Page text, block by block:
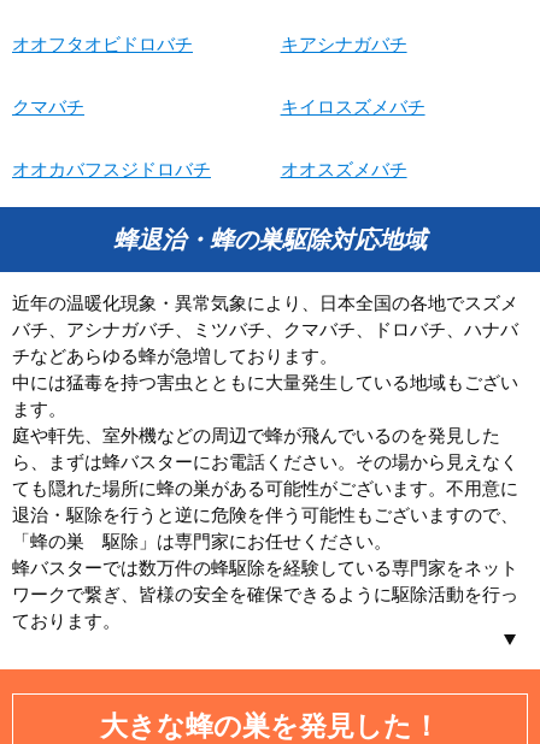
オオフタオビドロバチ キアシナガバチ
クマバチ キイロスズメバチ
オオカバフスジドロバチ オオスズメバチ
蜂退治・蜂の巣駆除対応地域
近年の温暖化現象・異常気象により、日本全国の各地でスズメ
バチ、アシナガバチ、ミツバチ、クマバチ、ドロバチ、ハナバ
チなどあらゆる蜂が急増しております。
中には猛毒を持つ害虫とともに大量発生している地域もござい
ます。
庭や軒先、室外機などの周辺で蜂が飛んでいるのを発見した
ら、まずは蜂バスターにお電話ください。その場から見えなく
ても隠れた場所に蜂の巣がある可能性がございます。不用意に
退治・駆除を行うと逆に危険を伴う可能性もございますので、
「蜂の巣 駆除」は専門家にお任せください。
蜂バスターでは数万件の蜂駆除を経験している専門家をネット
ワークで繋ぎ、皆様の安全を確保できるように駆除活動を行っ
ております。
北海道／東北
大きな蜂の巣を発見した！